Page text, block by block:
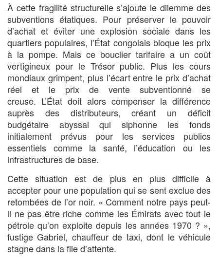
À cette fragilité structurelle s’ajoute le dilemme des
subventions étatiques. Pour préserver le pouvoir
d’achat et éviter une explosion sociale dans les
quartiers populaires, l’État congolais bloque les prix
à la pompe. Mais ce bouclier tarifaire a un coût
vertigineux pour le Trésor public. Plus les cours
mondiaux grimpent, plus l’écart entre le prix d’achat
réel et le prix de vente subventionné se
creuse. L’État doit alors compenser la différence
auprès des distributeurs, créant un déficit
budgétaire abyssal qui siphonne les fonds
initialement prévus pour les services publics
essentiels comme la santé, l’éducation ou les
infrastructures de base.
Cette situation est de plus en plus difficile à
accepter pour une population qui se sent exclue des
retombées de l’or noir. « Comment notre pays peut-
il ne pas être riche comme les Émirats avec tout le
pétrole qu’on exploite depuis les années 1970 ? »,
fustige Gabriel, chauffeur de taxi, dont le véhicule
stagne dans la file d’attente.